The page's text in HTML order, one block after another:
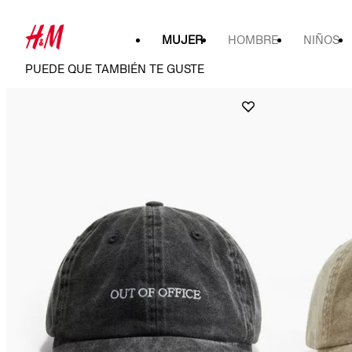
MUJER HOMBRE NIÑOS
PUEDE QUE TAMBIÉN TE GUSTE